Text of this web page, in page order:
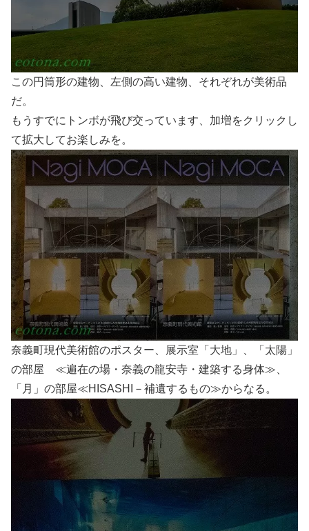
この円筒形の建物、左側の高い建物、それぞれが美術品
だ。
もうすでにトンボが飛び交っています、加増をクリックし
て拡大してお楽しみを。
奈義町現代美術館のポスター、展示室「大地」、「太陽」
の部屋 ≪遍在の場・奈義の龍安寺・建築する身体≫、
「月」の部屋≪HISASHI－補遺するもの≫からなる。